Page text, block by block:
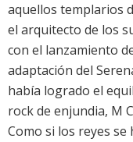
aquellos templarios
el arquitecto de los
con el lanzamiento
adaptación del
había logrado el
rock de enjundia, M
Como si los reyes